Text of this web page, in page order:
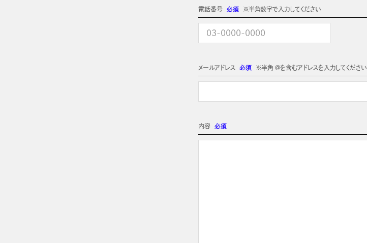
電話番号 必須 ※半角数字で入力してください
メールアドレス 必須 ※半角 @を含むアドレスを入力してください
内容 必須